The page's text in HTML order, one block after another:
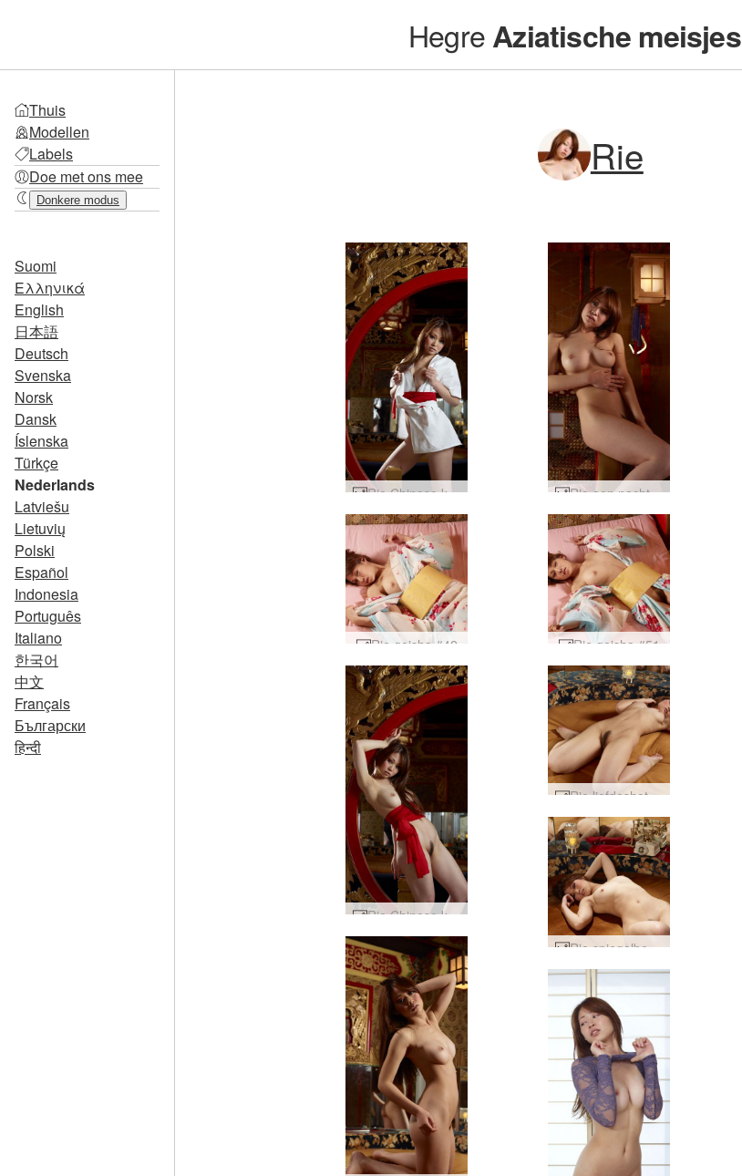
HegreAziatische meisjes
Thuis
Modellen
Labels
Doe met ons mee
Donkere modus
Suomi
Ελληνικά
English
日本語
Deutsch
Svenska
Norsk
Dansk
Íslenska
Türkçe
Nederlands
Latviešu
Lietuvių
Polski
Español
Indonesia
Português
Italiano
한국어
中文
Français
Български
हिन्दी
Rie
Rie Chinese kamer #34 Rie een nacht met een geisha #52
Rie geisha #42
Rie geisha #51
Rie Chinese kamer #90
Rie liefdeshotel Tokio #42
Rie spiegelbed #70